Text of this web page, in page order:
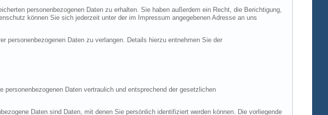
personenbezogenen Daten zu erhalten. Sie haben außerdem ein Recht, die Berichtigung,
können Sie sich jederzeit unter der im Impressum angegebenen Adresse an uns
personenbezogenen Daten zu verlangen. Details hierzu entnehmen Sie der
Daten vertraulich und entsprechend der gesetzlichen
Daten sind Daten, mit denen Sie persönlich identifiziert werden können. Die vorliegende